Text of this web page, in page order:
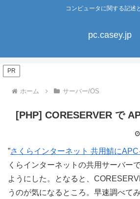
コンピュータに関する記述
pc.casey.jp
PR
ホーム サーバー/OS
[PHP] CORESERVER で
”さくらインターネット 共用鯖に
くらインターネットの共用サーバー
ようにした。となると、
うのが気になるところ。早速調べてみ